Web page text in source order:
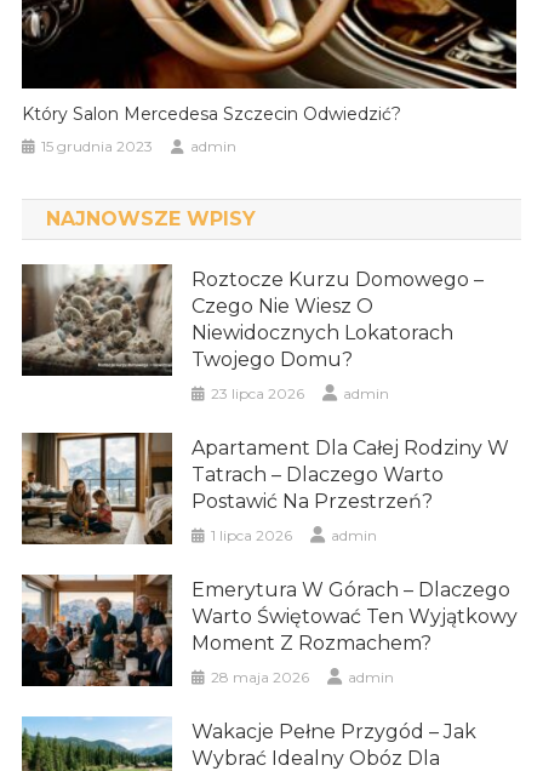
Który Salon Mercedesa Szczecin Odwiedzić?
15 grudnia 2023 admin
NAJNOWSZE WPISY
Roztocze Kurzu Domowego –
Czego Nie Wiesz O
Niewidocznych Lokatorach
Twojego Domu?
23 lipca 2026 admin
Apartament Dla Całej Rodziny W
Tatrach – Dlaczego Warto
Postawić Na Przestrzeń?
1 lipca 2026 admin
Emerytura W Górach – Dlaczego
Warto Świętować Ten Wyjątkowy
Moment Z Rozmachem?
28 maja 2026 admin
Wakacje Pełne Przygód – Jak
Wybrać Idealny Obóz Dla